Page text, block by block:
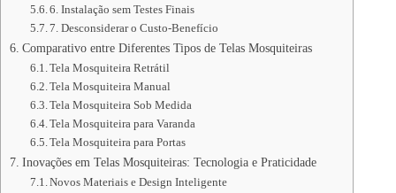
6. Instalação sem Testes Finais
7. Desconsiderar o Custo-Benefício
Comparativo entre Diferentes Tipos de Telas Mosquiteiras
Tela Mosquiteira Retrátil
Tela Mosquiteira Manual
Tela Mosquiteira Sob Medida
Tela Mosquiteira para Varanda
Tela Mosquiteira para Portas
Inovações em Telas Mosquiteiras: Tecnologia e Praticidade
Novos Materiais e Design Inteligente